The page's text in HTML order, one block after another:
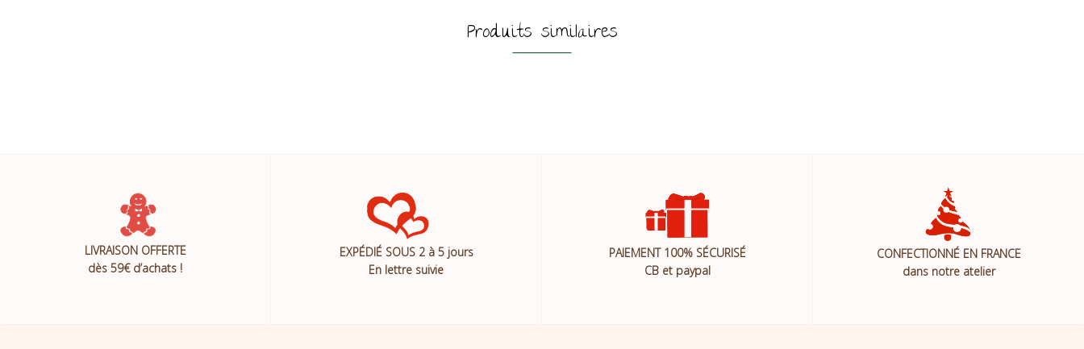
Produits similaires
LIVRAISON OFFERTE
dès 59€ d’achats !
EXPÉDIÉ SOUS 2 à 5 jours
En lettre suivie
PAIEMENT 100% SÉCURISÉ
CB et paypal
CONFECTIONNÉ EN FRANCE
dans notre atelier